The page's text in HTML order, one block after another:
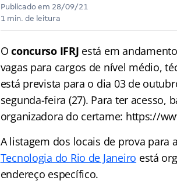
Publicado em 28/09/21
1 min. de leitura
Oconcurso IFRJ está em
vagas para cargos de nível médio,
está prevista para o dia 03 de
segunda-feira (27). Para ter acesso,
organizadora do certame: https://
A listagem dos locais de prova para
Tecnologia do Rio de Janeiro está
endereço específico.